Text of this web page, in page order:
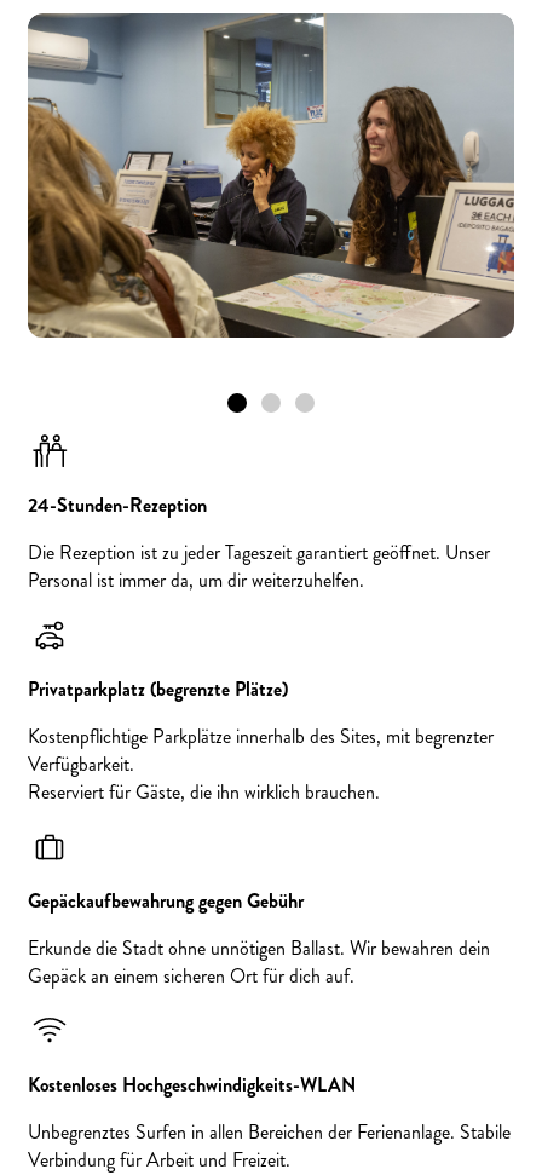
24-Stunden-Rezeption
Die Rezeption ist zu jeder Tageszeit garantiert geöffnet. Unser
Personal ist immer da, um dir weiterzuhelfen.
Privatparkplatz (begrenzte Plätze)
Kostenpflichtige Parkplätze innerhalb des Sites, mit begrenzter
Verfügbarkeit.
Reserviert für Gäste, die ihn wirklich brauchen.
Gepäckaufbewahrung gegen Gebühr
Erkunde die Stadt ohne unnötigen Ballast. Wir bewahren dein
Gepäck an einem sicheren Ort für dich auf.
Kostenloses Hochgeschwindigkeits-WLAN
Unbegrenztes Surfen in allen Bereichen der Ferienanlage. Stabile
Verbindung für Arbeit und Freizeit.